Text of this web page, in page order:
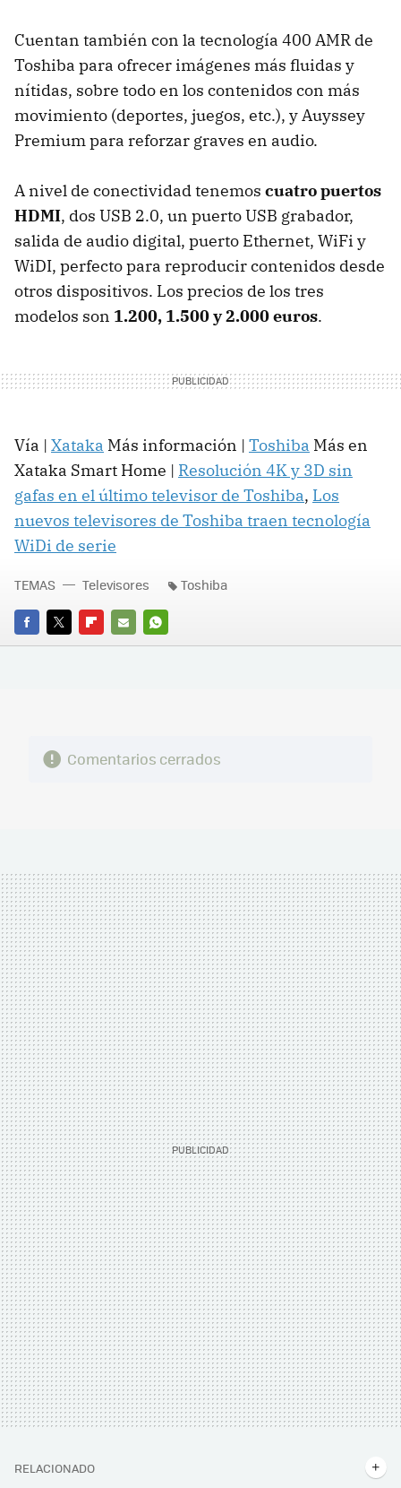
Cuentan también con la tecnología 400 AMR de
Toshiba para ofrecer imágenes más fluidas y
nítidas, sobre todo en los contenidos con más
movimiento (deportes, juegos, etc.), y Auyssey
Premium para reforzar graves en audio.
A nivel de conectividad tenemos cuatro puertos
HDMI, dos USB 2.0, un puerto USB grabador,
salida de audio digital, puerto Ethernet, WiFi y
WiDI, perfecto para reproducir contenidos desde
otros dispositivos. Los precios de los tres
modelos son 1.200, 1.500 y 2.000 euros.
Vía | Xataka Más información | Toshiba Más en
Xataka Smart Home | Resolución 4K y 3D sin
gafas en el último televisor de Toshiba, Los
nuevos televisores de Toshiba traen tecnología
WiDi de serie
FACEBOOK
TWITTERFLIPBOARD
E-
WHATSAPP
TEMAS Televisores Toshiba
Comentarios cerrados
RELACIONADO